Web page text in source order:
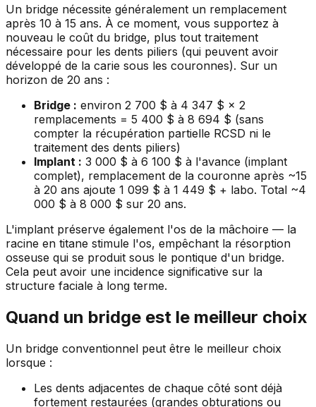
Un bridge nécessite généralement un remplacement
après 10 à 15 ans. À ce moment, vous supportez à
nouveau le coût du bridge, plus tout traitement
nécessaire pour les dents piliers (qui peuvent avoir
développé de la carie sous les couronnes). Sur un
horizon de 20 ans :
Bridge : environ 2 700 $ à 4 347 $ × 2
remplacements = 5 400 $ à 8 694 $ (sans
compter la récupération partielle RCSD ni le
traitement des dents piliers)
Implant : 3 000 $ à 6 100 $ à l'avance (implant
complet), remplacement de la couronne après ~15
à 20 ans ajoute 1 099 $ à 1 449 $ + labo. Total ~4
000 $ à 8 000 $ sur 20 ans.
L'implant préserve également l'os de la mâchoire — la
racine en titane stimule l'os, empêchant la résorption
osseuse qui se produit sous le pontique d'un bridge.
Cela peut avoir une incidence significative sur la
structure faciale à long terme.
Quand un bridge est le meilleur choix
Un bridge conventionnel peut être le meilleur choix
lorsque :
Les dents adjacentes de chaque côté sont déjà
fortement restaurées (grandes obturations ou